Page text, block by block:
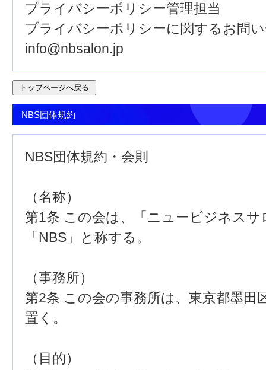
プライバシーポリシー管理担当
プライバシーポリシーに関するお問
info@nbsalon.jp
NBS団体規約
NBS団体規約・会則
（名称）
第1条 この会は、「ニュービジネス
「NBS」と称する。
（事務所）
第2条 この会の事務所は、東京都墨田
置く。
（目的）